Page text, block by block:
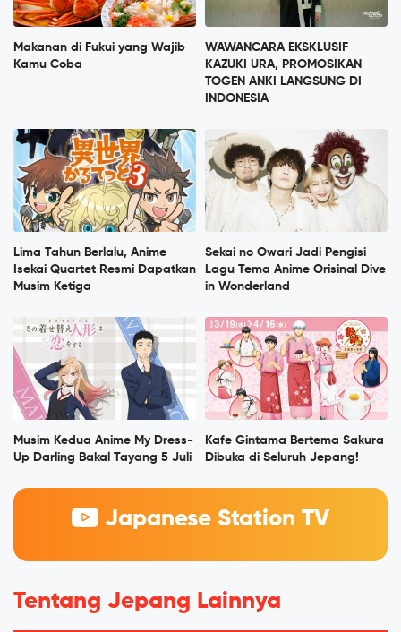
Makanan di Fukui yang Wajib
Kamu Coba
WAWANCARA EKSKLUSIF
KAZUKI URA, PROMOSIKAN
TOGEN ANKI LANGSUNG DI
INDONESIA
Lima Tahun Berlalu, Anime
Isekai Quartet Resmi Dapatkan
Musim Ketiga
Sekai no Owari Jadi Pengisi
Lagu Tema Anime Orisinal Dive
in Wonderland
Musim Kedua Anime My Dress-
Up Darling Bakal Tayang 5 Juli
Kafe Gintama Bertema Sakura
Dibuka di Seluruh Jepang!
Japanese Station TV
Tentang Jepang Lainnya